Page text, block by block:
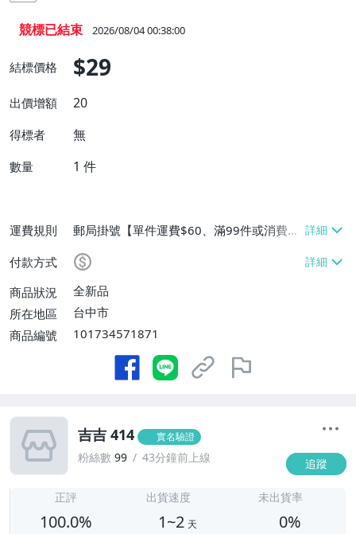
競標已結束 2026/08/04 00:38:00
結標價格 $29
出價增額 20
得標者 無
數量 1 件
運費規則
郵局掛號【單件運費$60、滿99件或消費滿
$9999免運費】
付款方式
商品狀況
全新品
所在地區
台中市
商品編號
101734571871
吉吉 414 實名驗證
粉絲數 99 43分鐘前上線 追蹤
正評
100.0%
出貨速度
1~2 天
未出貨率
0%